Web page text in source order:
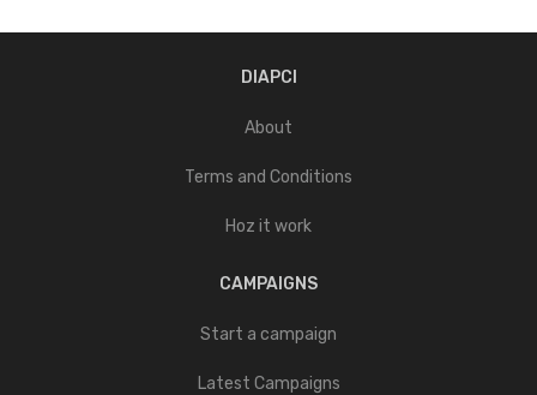
DIAPCI
About
Terms and Conditions
Hoz it work
CAMPAIGNS
Start a campaign
Latest Campaigns